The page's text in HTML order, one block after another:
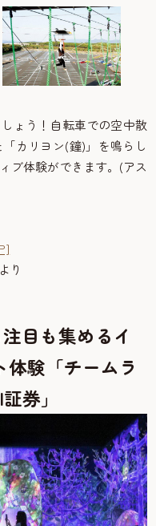
ょう！自転車での空中散
カリヨン(鐘)」を鳴らし
ブ体験ができます。(アス
り
目も集めるイ
験「チームラ
券」